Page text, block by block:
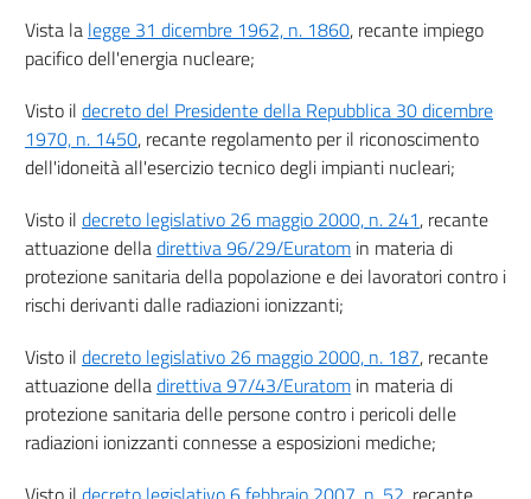
21
22
24
25
26
Capo III
Attività lavorative che comportano l'esposizione alla radiazione cosmica
27
Capo IV
Radiazioni gamma emesse da materiali da costruzione
29
Titolo V
Vista la legge 31 dicembre 1962, n. 1860, recante impiego
pacifico dell'energia nucleare;
Visto il decreto del Presidente della Repubblica 30 dicembre
1970, n. 1450, recante regolamento per il riconoscimento
dell'idoneità all'esercizio tecnico degli impianti nucleari;
Visto il decreto legislativo 26 maggio 2000, n. 241, recante
attuazione delladirettiva 96/29/Euratom in materia di
protezione sanitaria della popolazione e dei lavoratori contro i
rischi derivanti dalle radiazioni ionizzanti;
Visto il decreto legislativo 26 maggio 2000, n. 187, recante
attuazione delladirettiva 97/43/Euratom in materia di
protezione sanitaria delle persone contro i pericoli delle
radiazioni ionizzanti connesse a esposizioni mediche;